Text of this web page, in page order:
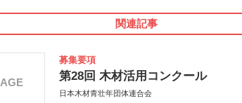
関連記事
募集要項
第28回 木材活用コンクール
日本木材青壮年団体連合会